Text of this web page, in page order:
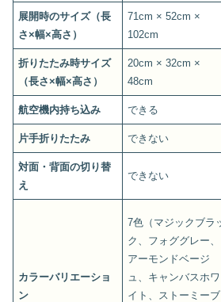
展開時のサイズ（長
さ×幅×高さ）
71cm × 52cm ×
102cm
折りたたみ時サイズ
（長さ×幅×高さ）
20cm × 32cm ×
48cm
航空機内持ち込み できる
片手折りたたみ できない
対面・背面の切り替
え
できない
カラーバリエーショ
ン
7色（マジックブラ
ク、フォググレー、
アーモンドベージ
ュ、キャンバスホワ
イト、ストーミーブ